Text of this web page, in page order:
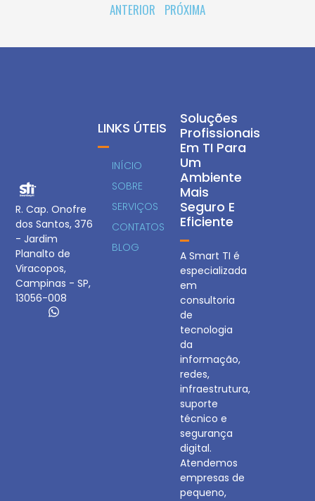
ANTERIOR PRÓXIMA
R. Cap. Onofre
dos Santos, 376
- Jardim
Planalto de
Viracopos,
Campinas - SP,
13056-008
Soluções
Profissionais
Em TI Para
Um
Ambiente
Mais
Seguro E
Eficiente
A Smart TI é
especializada
em
consultoria
de
tecnologia
da
informação,
redes,
infraestrutura,
suporte
técnico e
segurança
digital.
Atendemos
empresas de
pequeno,
LINKS ÚTEIS
INÍCIO
SOBRE
SERVIÇOS
CONTATOS
BLOG